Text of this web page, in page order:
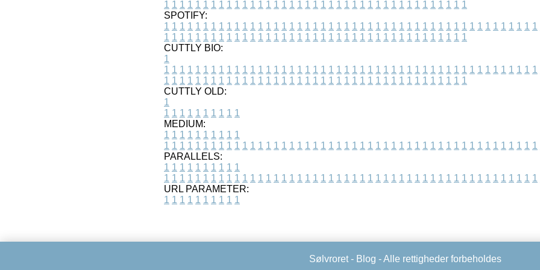
1 1 1 1 1 1 1 1 1 1 1 1 1 1 1 1 1 1 1 1 1 1 1 1 1 1 1 1 1 1 1 1 1 1 1 1 1 1 1
SPOTIFY:
1 1 1 1 1 1 1 1 1 1 1 1 1 1 1 1 1 1 1 1 1 1 1 1 1 1 1 1 1 1 1 1 1 1 1 1 1 1 1 1 1 1 1 1 1 1 1 1
1 1 1 1 1 1 1 1 1 1 1 1 1 1 1 1 1 1 1 1 1 1 1 1 1 1 1 1 1 1 1 1 1 1 1 1 1 1 1
CUTTLY BIO:
1
1 1 1 1 1 1 1 1 1 1 1 1 1 1 1 1 1 1 1 1 1 1 1 1 1 1 1 1 1 1 1 1 1 1 1 1 1 1 1 1 1 1 1 1 1 1 1 1
1 1 1 1 1 1 1 1 1 1 1 1 1 1 1 1 1 1 1 1 1 1 1 1 1 1 1 1 1 1 1 1 1 1 1 1 1 1 1
CUTTLY OLD:
1
1 1 1 1 1 1 1 1 1 1
MEDIUM:
1 1 1 1 1 1 1 1 1 1
1 1 1 1 1 1 1 1 1 1 1 1 1 1 1 1 1 1 1 1 1 1 1 1 1 1 1 1 1 1 1 1 1 1 1 1 1 1 1 1 1 1 1 1 1 1 1 1
PARALLELS:
1 1 1 1 1 1 1 1 1 1
1 1 1 1 1 1 1 1 1 1 1 1 1 1 1 1 1 1 1 1 1 1 1 1 1 1 1 1 1 1 1 1 1 1 1 1 1 1 1 1 1 1 1 1 1 1 1 1
URL PARAMETER:
1 1 1 1 1 1 1 1 1 1
Sølvroret - Blog - Alle rettigheder forbeholdes